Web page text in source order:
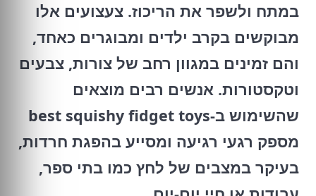
במתח ולשפר את הריכוז. צעצועים אלו
מבוקשים בקרב ילדים ומבוגרים כאחד,
והם זמינים במגוון רחב של צורות, צבעים
וטקסטורות. אנשים רבים מוצאים
שהשימוש ב-best squishy fidget toys
מספק רגעי רגיעה ומסייע בהפגת חרדות,
בעיקר במצבים של לחץ כמו בתי ספר,